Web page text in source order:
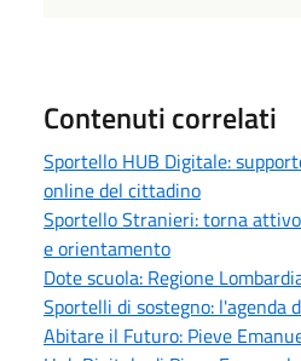
Contenuti correlati
Sportello HUB Digitale:
online del cittadino
Sportello Stranieri: torna
e orientamento
Dote scuola: Regione
Sportelli di sostegno: l'agenda
Abitare il Futuro: Pieve